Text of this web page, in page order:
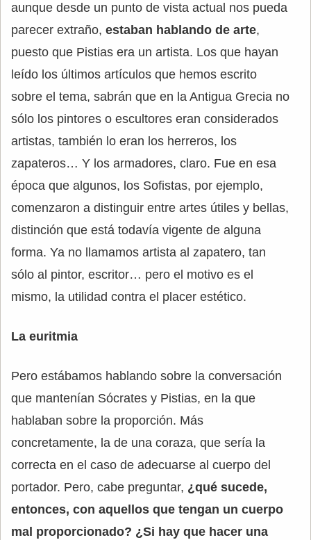
aunque desde un punto de vista actual nos pueda
parecer extraño, estaban hablando de arte,
puesto que Pistias era un artista. Los que hayan
leído los últimos artículos que hemos escrito
sobre el tema, sabrán que en la Antigua Grecia no
sólo los pintores o escultores eran considerados
artistas, también lo eran los herreros, los
zapateros… Y los armadores, claro. Fue en esa
época que algunos, los Sofistas, por ejemplo,
comenzaron a distinguir entre artes útiles y bellas,
distinción que está todavía vigente de alguna
forma. Ya no llamamos artista al zapatero, tan
sólo al pintor, escritor… pero el motivo es el
mismo, la utilidad contra el placer estético.
La euritmia
Pero estábamos hablando sobre la conversación
que mantenían Sócrates y Pistias, en la que
hablaban sobre la proporción. Más
concretamente, la de una coraza, que sería la
correcta en el caso de adecuarse al cuerpo del
portador. Pero, cabe preguntar, ¿qué sucede,
entonces, con aquellos que tengan un cuerpo
mal proporcionado? ¿Si hay que hacer una